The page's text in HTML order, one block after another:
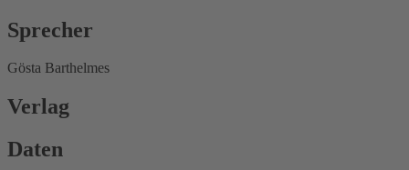
Sprecher
Gösta Barthelmes
Verlag
Daten